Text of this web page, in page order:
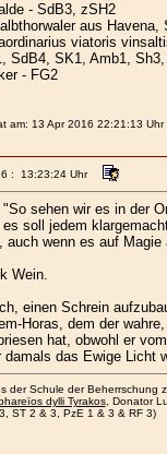
- SdB3, zSH2
aus Havena,
viatoris
SdB4, SK1, Amb1,
- FG2
am: 13 Apr 2016 22:21:13 Uhr
: 13:23:24 Uhr
sehen wir es in der
soll jedem
auch wenn es auf Magie
Wein.
einen Schrein
Horas, dem der
hat, obwohl er
damals das Ewige Licht
der Schule der Beherrschung
dylli Tyrakos, Donator
ST 2 & 3, PzE 1 & 3 & RF 3)